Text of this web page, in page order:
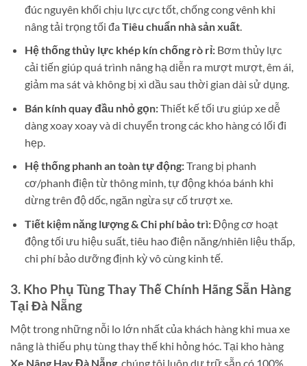
đúc nguyên khối chịu lực cực tốt, chống cong vênh khi
nâng tải trọng tối đa Tiêu chuẩn nhà sản xuất.
Hệ thống thủy lực khép kín chống rò rỉ:Bơm thủy lực
cải tiến giúp quá trình nâng hạ diễn ra mượt mượt, êm ái,
giảm ma sát và không bị xì dầu sau thời gian dài sử dụng.
Bán kính quay đầu nhỏ gọn:Thiết kế tối ưu giúp xe dễ
dàng xoay xoay và di chuyển trong các kho hàng có lối đi
hẹp.
Hệ thống phanh an toàn tự động:Trang bị phanh
cơ/phanh điện từ thông minh, tự động khóa bánh khi
dừng trên độ dốc, ngăn ngừa sự cố trượt xe.
Tiết kiệm năng lượng & Chi phí bảo trì:Động cơ hoạt
động tối ưu hiệu suất, tiêu hao điện năng/nhiên liệu thấp,
chi phí bảo dưỡng định kỳ vô cùng kinh tế.
3. Kho Phụ Tùng Thay Thế Chính Hãng Sẵn Hàng
Tại Đà Nẵng
Một trong những nỗi lo lớn nhất của khách hàng khi mua xe
nâng là thiếu phụ tùng thay thế khi hỏng hóc. Tại kho hàng
Xe Nâng Hay Đà Nẵng , chúng tôi luôn dự trữ sẵn có 100%